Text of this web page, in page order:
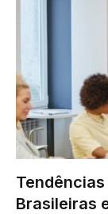
Brasileiras